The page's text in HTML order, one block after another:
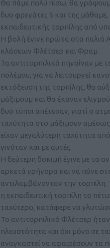
Θα πάμε πολύ πίσω, θα
δυο φρεγάτες S και της
εκπαιδευτικής τορπίλης από
Η βολή έγινε πρώτα στα παλιά
κλάσεων Φλέτσερ και Φραμ.
Τα αντιτορπιλικά πηγαίναν με
πολέμου, για να λειτουργεί
εκτόξευση της τορπίλης, θα
μάξιμουμ και θα έκαναν
δυο τύποι απέτυχαν, γιατί ο
ταχύτητα στο μάξιμουν
είχαν μεγαλύτερη ταχύτητα
γινόταν και με αυτές.
Η δεύτερη δοκιμή έγινε με τα
αρκετά γρήγορα και να πάνε
αντιλαμβάνονταν την
η εκπαιδευτική τορπίλη το
ταχύτερο, κατάφερε να
Το αντιτορπιλικό Φλέτσερ
πλευστότητα και όχι μόνο σε
αναγκαστεί να αφαιρέσουν